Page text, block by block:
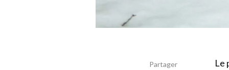
Partager
Le